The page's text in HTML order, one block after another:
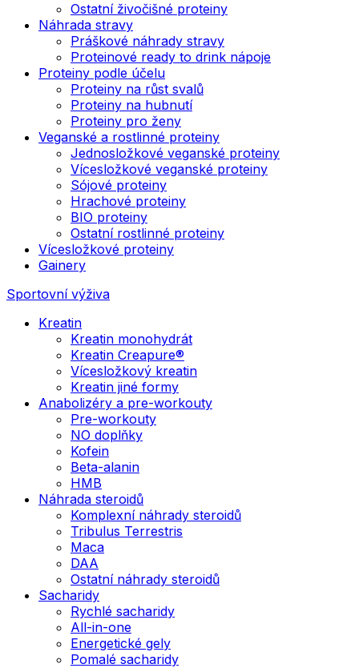
Ostatní živočišné proteiny
Náhrada stravy
Práškové náhrady stravy
Proteinové ready to drink nápoje
Proteiny podle účelu
Proteiny na růst svalů
Proteiny na hubnutí
Proteiny pro ženy
Veganské a rostlinné proteiny
Jednosložkové veganské proteiny
Vícesložkové veganské proteiny
Sójové proteiny
Hrachové proteiny
BIO proteiny
Ostatní rostlinné proteiny
Vícesložkové proteiny
Gainery
Sportovní výživa
Kreatin
Kreatin monohydrát
Kreatin Creapure®
Vícesložkový kreatin
Kreatin jiné formy
Anabolizéry a pre-workouty
Pre-workouty
NO doplňky
Kofein
Beta-alanin
HMB
Náhrada steroidů
Komplexní náhrady steroidů
Tribulus Terrestris
Maca
DAA
Ostatní náhrady steroidů
Sacharidy
Rychlé sacharidy
All-in-one
Energetické gely
Pomalé sacharidy